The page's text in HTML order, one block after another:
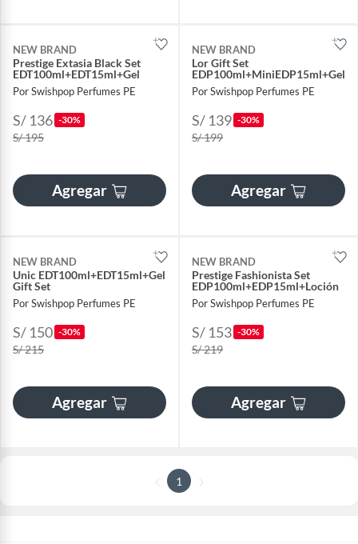
NEW BRAND
Prestige Extasia Black Set
EDT100ml+EDT15ml+Gel
Por Swishpop Perfumes PE
S/ 136 -30%
S/ 195
Agregar
NEW BRAND
Lor Gift Set
Por Swishpop Perfumes PE
S/ 139 -30%
S/ 199
Agregar
NEW BRAND
Unic EDT100ml+EDT15ml+Gel
Gift Set
Por Swishpop Perfumes PE
S/ 150 -30%
S/ 215
Agregar
NEW BRAND
Prestige Fashionista Set
EDP100ml+EDP15ml+Loción
Por Swishpop Perfumes PE
S/ 153 -30%
S/ 219
Agregar
1